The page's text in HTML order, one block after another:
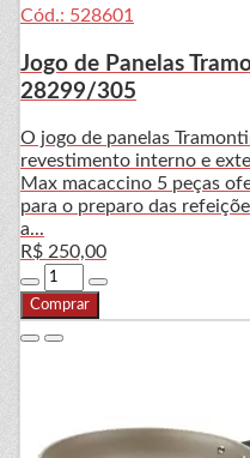
Cód.: 528601
Jogo de Panelas
28299/305
O jogo de panelas
revestimento interno e
Max macaccino 5 peças
para o preparo das
a...
R$ 250,00
Comprar